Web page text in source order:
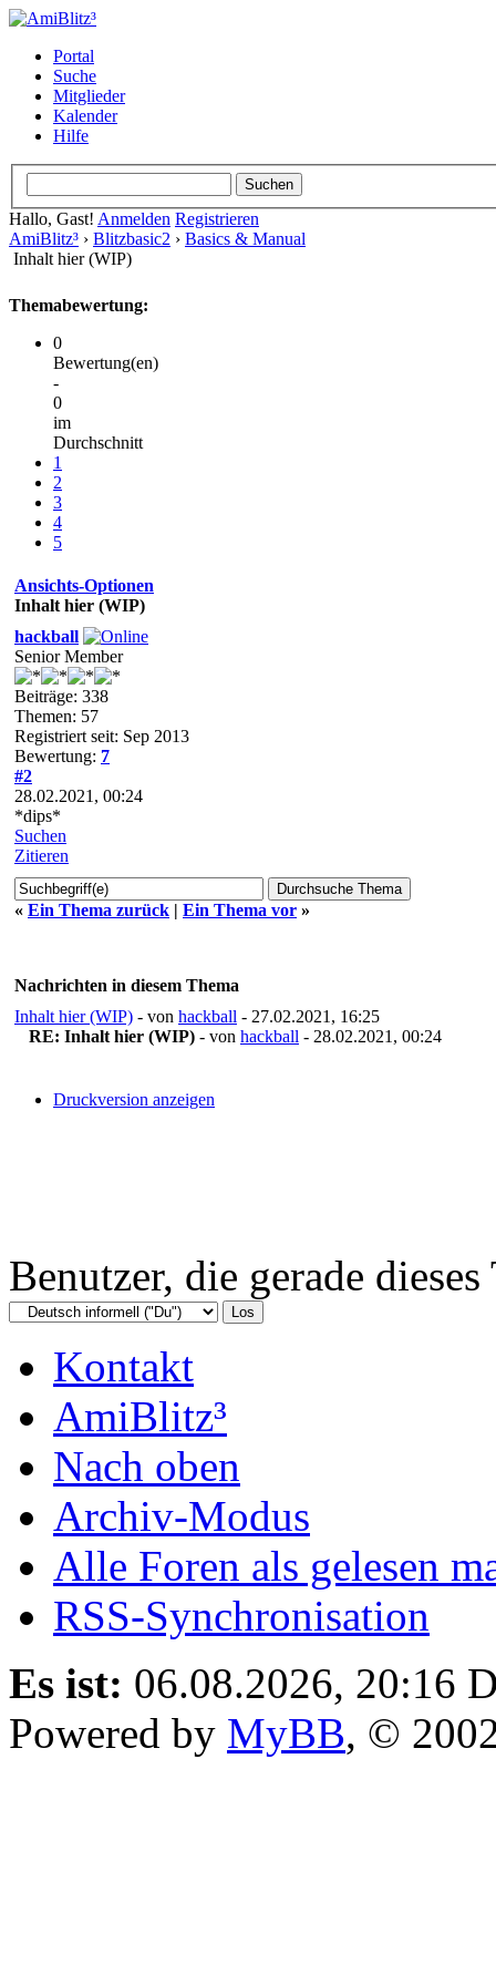
Portal
Suche
Mitglieder
Kalender
Hilfe
Hallo, Gast! Anmelden Registrieren
AmiBlitz³ › Blitzbasic2 › Basics & Manual
Inhalt hier (WIP)
Themabewertung:
0
Bewertung(en)
-
0
im
Durchschnitt
1
2
3
4
5
Ansichts-Optionen
Inhalt hier (WIP)
hackball
Senior Member
Beiträge: 338
Themen: 57
Registriert seit: Sep 2013
Bewertung: 7
#2
28.02.2021, 00:24
*dips*
Suchen
Zitieren
« Ein Thema zurück | Ein Thema vor »
Nachrichten in diesem Thema
Inhalt hier (WIP) - von hackball - 27.02.2021, 16:25
RE: Inhalt hier (WIP) - von hackball - 28.02.2021, 00:24
Druckversion anzeigen
Benutzer, die gerade
Kontakt
AmiBlitz³
Nach oben
Archiv-Modus
Alle Foren als gelesen
RSS-Synchronisation
Es ist: 06.08.2026, 20:16
Powered by MyBB, ©